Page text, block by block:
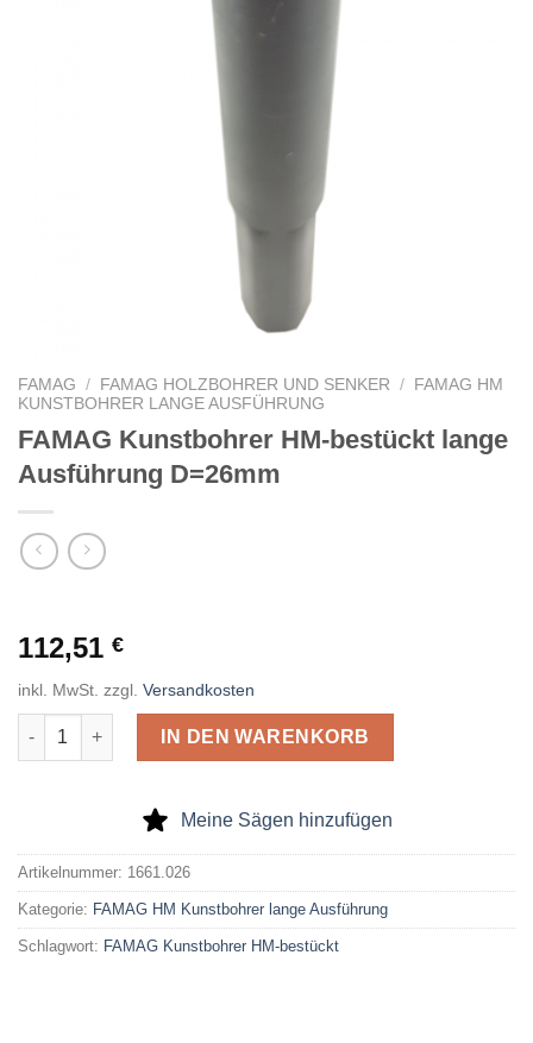
FAMAG / FAMAG HOLZBOHRER UND SENKER /
FAMAG HM
KUNSTBOHRER LANGE AUSFÜHRUNG
FAMAG Kunstbohrer HM-bestückt lange
Ausführung D=26mm
112,51 €
inkl. MwSt. zzgl. Versandkosten
FAMAG Kunstbohrer HM-bestückt lange Ausführung D=26mm
IN DEN WARENKORB
Meine Sägen hinzufügen
Artikelnummer: 1661.026
Kategorie: FAMAG HM Kunstbohrer lange Ausführung
Schlagwort: FAMAG Kunstbohrer HM-bestückt